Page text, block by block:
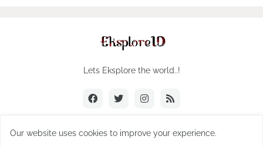
Lets Eksplore the world..!
Our website uses cookies to improve your experience.